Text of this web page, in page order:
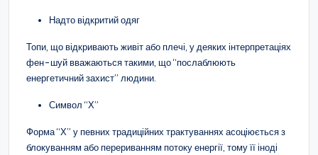
Надто відкритий одяг
Топи, що відкривають живіт або плечі, у деяких інтерпретаціях
фен-шуй вважаються такими, що “послаблюють
енергетичний захист” людини.
Символ “Х”
Форма “Х” у певних традиційних трактуваннях асоціюється з
блокуванням або перериванням потоку енергії, тому її іноді